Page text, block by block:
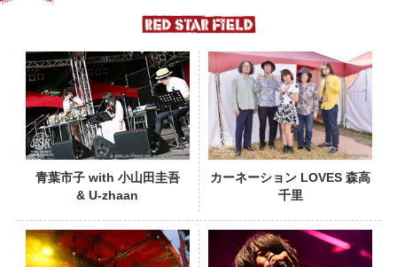
青葉市子 with 小山田圭吾
& U-zhaan
カーネーション LOVES 森高
千里
PHOTO
PHOTO